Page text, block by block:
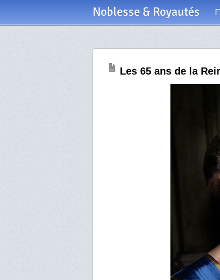
Noblesse & Royautés
Les 65 ans de la